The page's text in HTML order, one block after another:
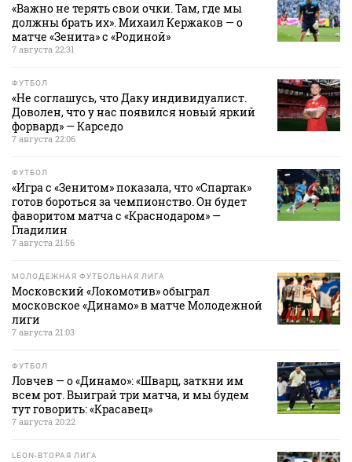
«Важно не терять свои очки. Там, где мы
должны брать их». Михаил Кержаков — о
матче «Зенита» с «Родиной»
7 августа 22:31
ФУТБОЛ
«Не соглашусь, что Даку индивидуалист.
Доволен, что у нас появился новый яркий
форвард» — Карседо
7 августа 22:06
ФУТБОЛ
«Игра с «Зенитом» показала, что «Спартак»
готов бороться за чемпионство. Он будет
фаворитом матча с «Краснодаром» —
Гладилин
7 августа 21:56
МОЛОДЕЖНАЯ ФУТБОЛЬНАЯ ЛИГА
Московский «Локомотив» обыграл
московское «Динамо» в матче Молодежной
лиги
7 августа 21:03
ФУТБОЛ
Ловчев — о «Динамо»: «Шварц, заткни им
всем рот. Выиграй три матча, и мы будем
тут говорить: «Красавец»
7 августа 20:22
LEON-ВТОРАЯ ЛИГА